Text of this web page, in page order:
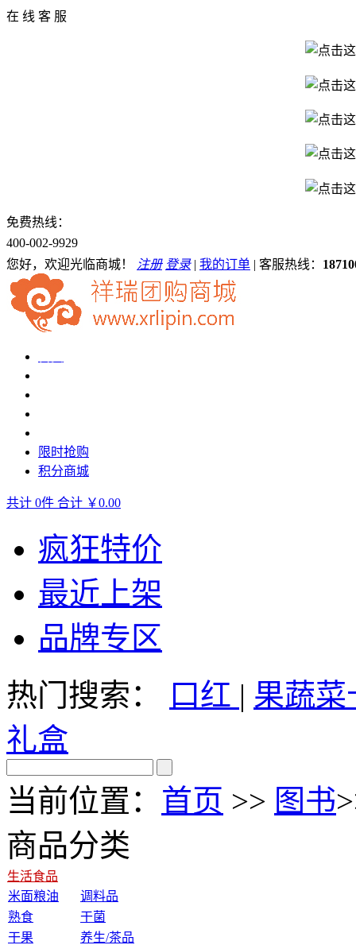
在 线 客 服
免费热线：
400-002-9929
您好，欢迎光临商城！
注册 登录 | 我的订单 | 客服热线：
限时抢购
积分商城
共计 0件 合计 ￥0.00
疯狂特价
最近上架
品牌专区
热门搜索：
口红 | 果蔬
礼盒
当前位置： 首页 >> 图书
商品分类
生活食品
米面粮油
调料品
熟食
干菌
干果
养生/茶品